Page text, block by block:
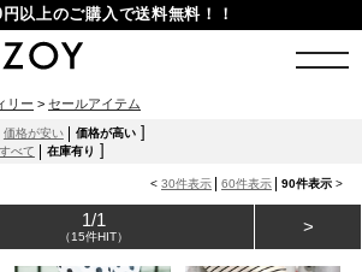
以上のご購入で送料無料！！
リー > セールアイテム
価格が安い 価格が高い ]
すべて 在庫有り ]
< 30件表示 60件表示 90件表示 >
1/1
（15件HIT） >